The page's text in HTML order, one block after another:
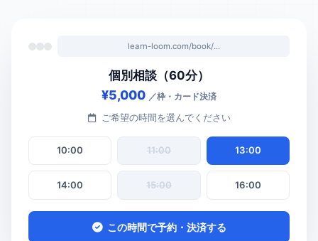
learn-loom.com/book/...
個別相談（60分）
¥5,000 ／枠・カード決済
ご希望の時間を選んでください
10:00 11:00 13:00
14:00 15:00 16:00
この時間で予約・決済する